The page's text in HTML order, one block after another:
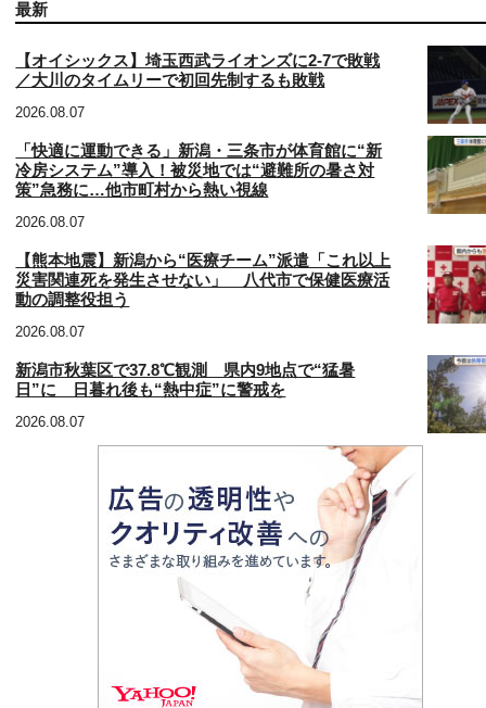
最新
【オイシックス】埼玉西武ライオンズに2-7で敗戦
／大川のタイムリーで初回先制するも敗戦
2026.08.07
「快適に運動できる」新潟・三条市が体育館に“新
冷房システム”導入！被災地では“避難所の暑さ対
策”急務に…他市町村から熱い視線
2026.08.07
【熊本地震】新潟から“医療チーム”派遣「これ以上
災害関連死を発生させない」 八代市で保健医療活
動の調整役担う
2026.08.07
新潟市秋葉区で37.8℃観測 県内9地点で“猛暑
日”に 日暮れ後も“熱中症”に警戒を
2026.08.07